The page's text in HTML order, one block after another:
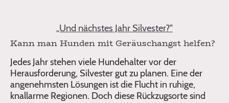
„Und nächstes Jahr Silvester?"
Kann man Hunden mit Geräuschangst helfen?
Jedes Jahr stehen viele Hundehalter vor der
Herausforderung, Silvester gut zu planen. Eine der
angenehmsten Lösungen ist die Flucht in ruhige,
knallarme Regionen. Doch diese Rückzugsorte sind